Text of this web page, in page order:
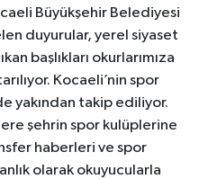
Büyükşehir Belediyesi
duyurular, yerel siyaset
başlıkları okurlarımıza
Kocaeli’nin spor
yakından takip ediliyor.
şehrin spor kulüplerine
haberleri ve spor
olarak okuyucularla